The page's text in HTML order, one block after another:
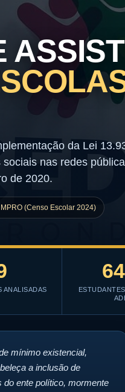
da Lei
nas redes
de 2020.
(Censo Escolar 2024)
ANALISADAS
mínimo existencial,
a inclusão de
do ente político, mormente